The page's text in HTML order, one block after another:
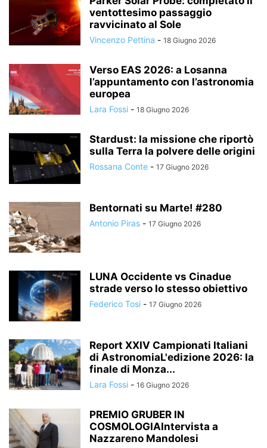
ventottesimo passaggio
ravvicinato al Sole
Vincenzo Pettina - 18 Giugno 2026
Verso EAS 2026: a Losanna
l’appuntamento con l’astronomia
europea
Lara Fossi - 18 Giugno 2026
Stardust: la missione che riportò
sulla Terra la polvere delle origini
Rossana Conte - 17 Giugno 2026
Bentornati su Marte! #280
Antonio Piras - 17 Giugno 2026
LUNA Occidente vs Cinadue
strade verso lo stesso obiettivo
Federico Tosi - 17 Giugno 2026
Report XXIV Campionati Italiani
di AstronomiaL'edizione 2026: la
finale di Monza...
Lara Fossi - 16 Giugno 2026
PREMIO GRUBER IN
COSMOLOGIAIntervista a
Nazzareno Mandolesi